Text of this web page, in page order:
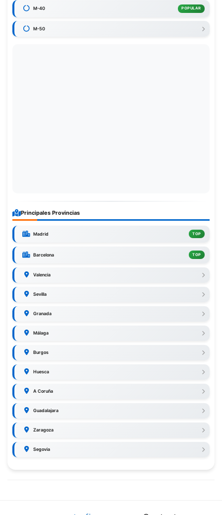
M-40 POPULAR
M-50
Principales Provincias
Madrid TOP
Barcelona TOP
Valencia
Sevilla
Granada
Málaga
Burgos
Huesca
A Coruña
Guadalajara
Zaragoza
Segovia